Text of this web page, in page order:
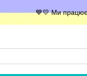
💙💛 Ми